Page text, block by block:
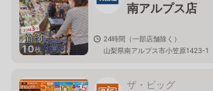
10枚
南アルプス店
24時間（一部店舗除く）
山梨県南アルプス市小笠原1423-1
ザ・ビッグ